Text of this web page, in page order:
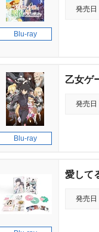
Blu-ray
発売日
Blu-ray
乙女ゲ
発売日
愛して
発売日